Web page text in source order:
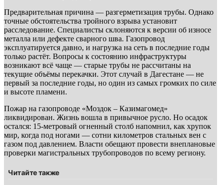
Предварительная причина — разгерметизация трубы. Однако
точные обстоятельства тройного взрыва установит
расследование. Специалисты склоняются к версии об износе
металла или дефекте сварного шва. Газопровод
эксплуатируется давно, и нагрузка на сеть в последние годы
только растёт. Вопросы к состоянию инфраструктуры
возникают всё чаще — старые трубы не рассчитаны на
текущие объёмы перекачки. Этот случай в Дагестане — не
первый за последние годы, но один из самых громких по силе
и высоте пламени.
Пожар на газопроводе «Моздок – Казимагомед»
ликвидирован. Жизнь вошла в привычное русло. Но осадок
остался: 15-метровый огненный столб напомнил, как хрупок
мир, когда под ногами — сотни километров стальных вен с
газом под давлением. Власти обещают провести внеплановые
проверки магистральных трубопроводов по всему региону.
Читайте также